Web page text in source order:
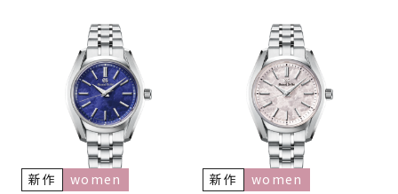
新作 women 新作 women